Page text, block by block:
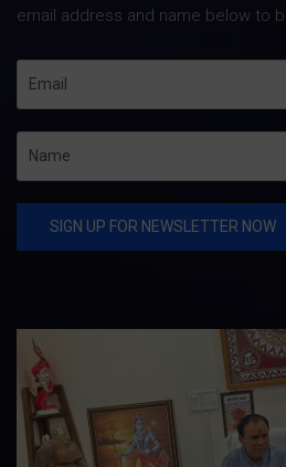
email address and name below to